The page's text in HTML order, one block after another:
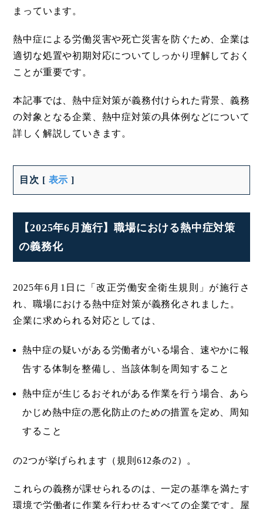
まっています。
熱中症による労働災害や死亡災害を防ぐため、企業は
適切な処置や初期対応についてしっかり理解しておく
ことが重要です。
本記事では、熱中症対策が義務付けられた背景、義務
の対象となる企業、熱中症対策の具体例などについて
詳しく解説していきます。
目次 [ 表示 ]
【2025年6月施行】職場における熱中症対策
の義務化
2025年6月1日に「改正労働安全衛生規則」が施行さ
れ、職場における熱中症対策が義務化されました。
企業に求められる対応としては、
熱中症の疑いがある労働者がいる場合、速やかに報
告する体制を整備し、当該体制を周知すること
熱中症が生じるおそれがある作業を行う場合、あら
かじめ熱中症の悪化防止のための措置を定め、周知
すること
の2つが挙げられます（規則612条の2）。
これらの義務が課せられるのは、一定の基準を満たす
環境で労働者に作業を行わせるすべての企業です。屋